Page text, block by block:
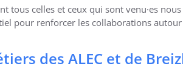
tous celles et ceux qui sont venu·es
pour renforcer les collaborations
des ALEC et de